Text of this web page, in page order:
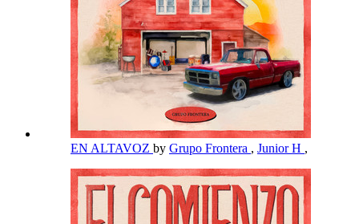
EN ALTAVOZ by Grupo Frontera , Junior H ,